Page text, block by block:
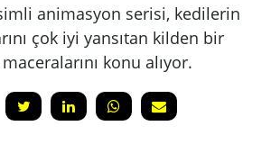
animasyon serisi, kedilerin
çok iyi yansıtan kilden bir
konu alıyor.